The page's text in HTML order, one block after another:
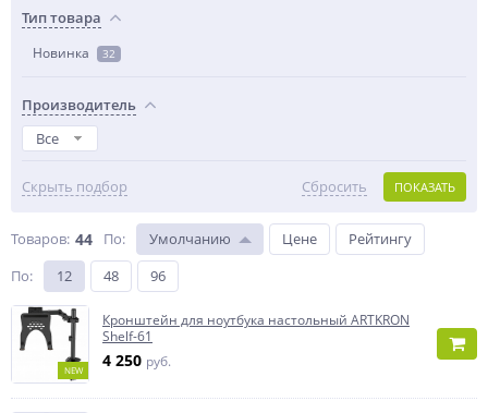
Тип товара
Новинка 32
Производитель
Все
Скрыть подбор ПОКАЗАТЬ
Сбросить
Товаров: 44 По: Умолчанию Цене
Рейтингу
По: 12 48 96
NEW
Кронштейн для ноутбука настольный ARTKRON
Shelf-61
4 250 руб.